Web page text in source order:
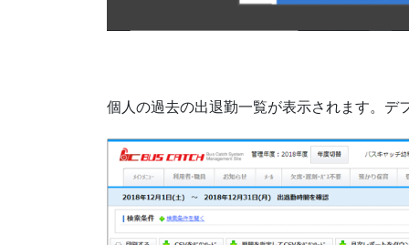
個人の過去の出退勤一覧が表示されます。デ